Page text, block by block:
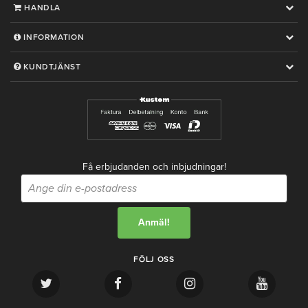
HANDLA
INFORMATION
KUNDTJÄNST
Få erbjudanden och inbjudningar!
FÖLJ OSS